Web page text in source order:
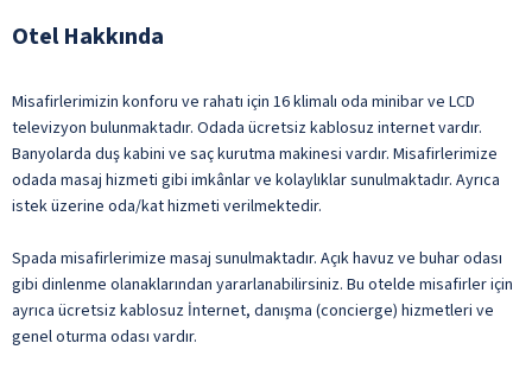
Otel Hakkında
Misafirlerimizin konforu ve rahatı için 16 klimalı oda minibar ve LCD
televizyon bulunmaktadır. Odada ücretsiz kablosuz internet vardır.
Banyolarda duş kabini ve saç kurutma makinesi vardır. Misafirlerimize
odada masaj hizmeti gibi imkânlar ve kolaylıklar sunulmaktadır. Ayrıca
istek üzerine oda/kat hizmeti verilmektedir.
Spada misafirlerimize masaj sunulmaktadır. Açık havuz ve buhar odası
gibi dinlenme olanaklarından yararlanabilirsiniz. Bu otelde misafirler için
ayrıca ücretsiz kablosuz İnternet, danışma (concierge) hizmetleri ve
genel oturma odası vardır.